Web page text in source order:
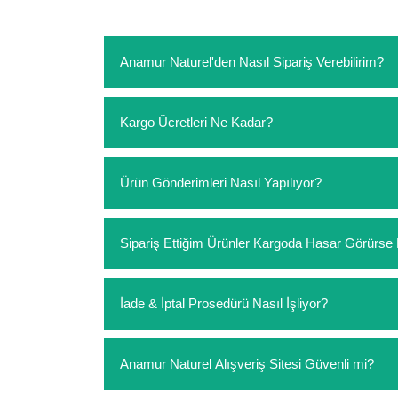
Anamur Naturel'den Nasıl Sipariş Verebilirim?
sipariş verebilirsiniz. Sitemizden vereceğiniz
ödeme yoktur.
Kargo Ücretleri Ne Kadar?
siparişlerinizde sepetinizdeki ürünleri
Ürün Gönderimleri Nasıl Yapılıyor?
Sipariş Ettiğim Ürünler Kargoda Hasar
hasar görmüş ise hemen bizimle iletişime
İade & İptal Prosedürü Nasıl İşliyor?
değişim istediğiniz ürünleri kullanmayınız.
seçenekleri uygulanır.
Anamur Naturel Alışveriş Sitesi Güvenli mi?